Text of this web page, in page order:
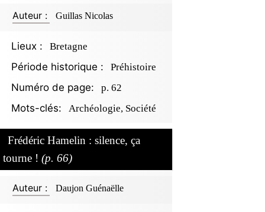
Auteur : Guillas Nicolas
Lieux : Bretagne
Période historique : Préhistoire
Numéro de page: p. 62
Mots-clés: Archéologie, Société
Frédéric Hamelin : silence, ça
tourne ! (p. 66)
Auteur : Daujon Guénaëlle